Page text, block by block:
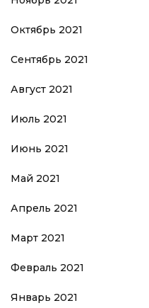
Октябрь 2021
Сентябрь 2021
Август 2021
Июль 2021
Июнь 2021
Май 2021
Апрель 2021
Март 2021
Февраль 2021
Январь 2021